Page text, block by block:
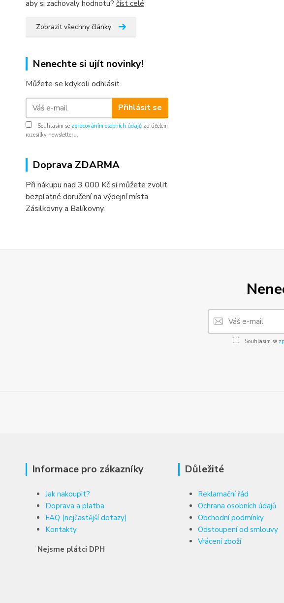
aby si zachovaly hodnotu? číst celé
Zobrazit všechny články
Nenechte si ujít novinky!
Můžete se kdykoli odhlásit.
Přihlásit se
Souhlasím se zpracováním osobních údajů za účelem
rozesílky newsletteru.
Doprava ZDARMA
Při nákupu nad 3 000 Kč si můžete zvolit
bezplatné doručení na výdejní místa
Zásilkovny a Balíkovny.
Souhlasím se
Informace pro zákazníky
Jak nakoupit?
Doprava a platba
FAQ (nejčastější dotazy)
Kontakty
Nejsme plátci DPH
Důležité
Reklamační řád
Ochrana osobních údajů
Obchodní podmínky
Odstoupení od smlouvy
Vrácení zboží